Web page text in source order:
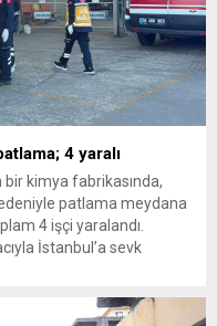
4 yaralı
bir kimya fabrikasında,
patlama meydana
4 işçi yaralandı.
İstanbul’a sevk